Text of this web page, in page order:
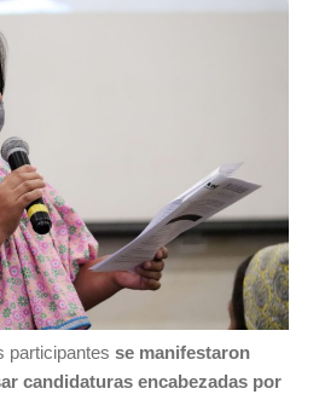
participantes se manifestaron
candidaturas encabezadas por